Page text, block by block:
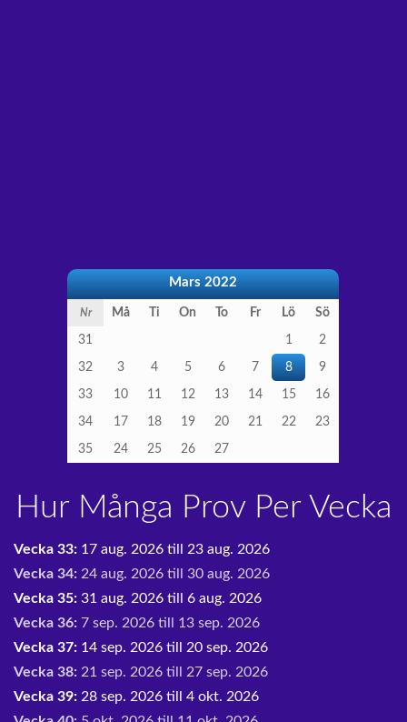
Mars 2022
Nr Må Ti On To Fr Lö Sö
31 1 2
32 3 4 5 6 7 8 9
33 10 11 12 13 14 15 16
34 17 18 19 20 21 22 23
35 24 25 26 27
Hur Många Prov Per Vecka
Vecka 33: 17 aug. 2026 till 23 aug. 2026
Vecka 34: 24 aug. 2026 till 30 aug. 2026
Vecka 35: 31 aug. 2026 till 6 aug. 2026
Vecka 36: 7 sep. 2026 till 13 sep. 2026
Vecka 37: 14 sep. 2026 till 20 sep. 2026
Vecka 38: 21 sep. 2026 till 27 sep. 2026
Vecka 39: 28 sep. 2026 till 4 okt. 2026